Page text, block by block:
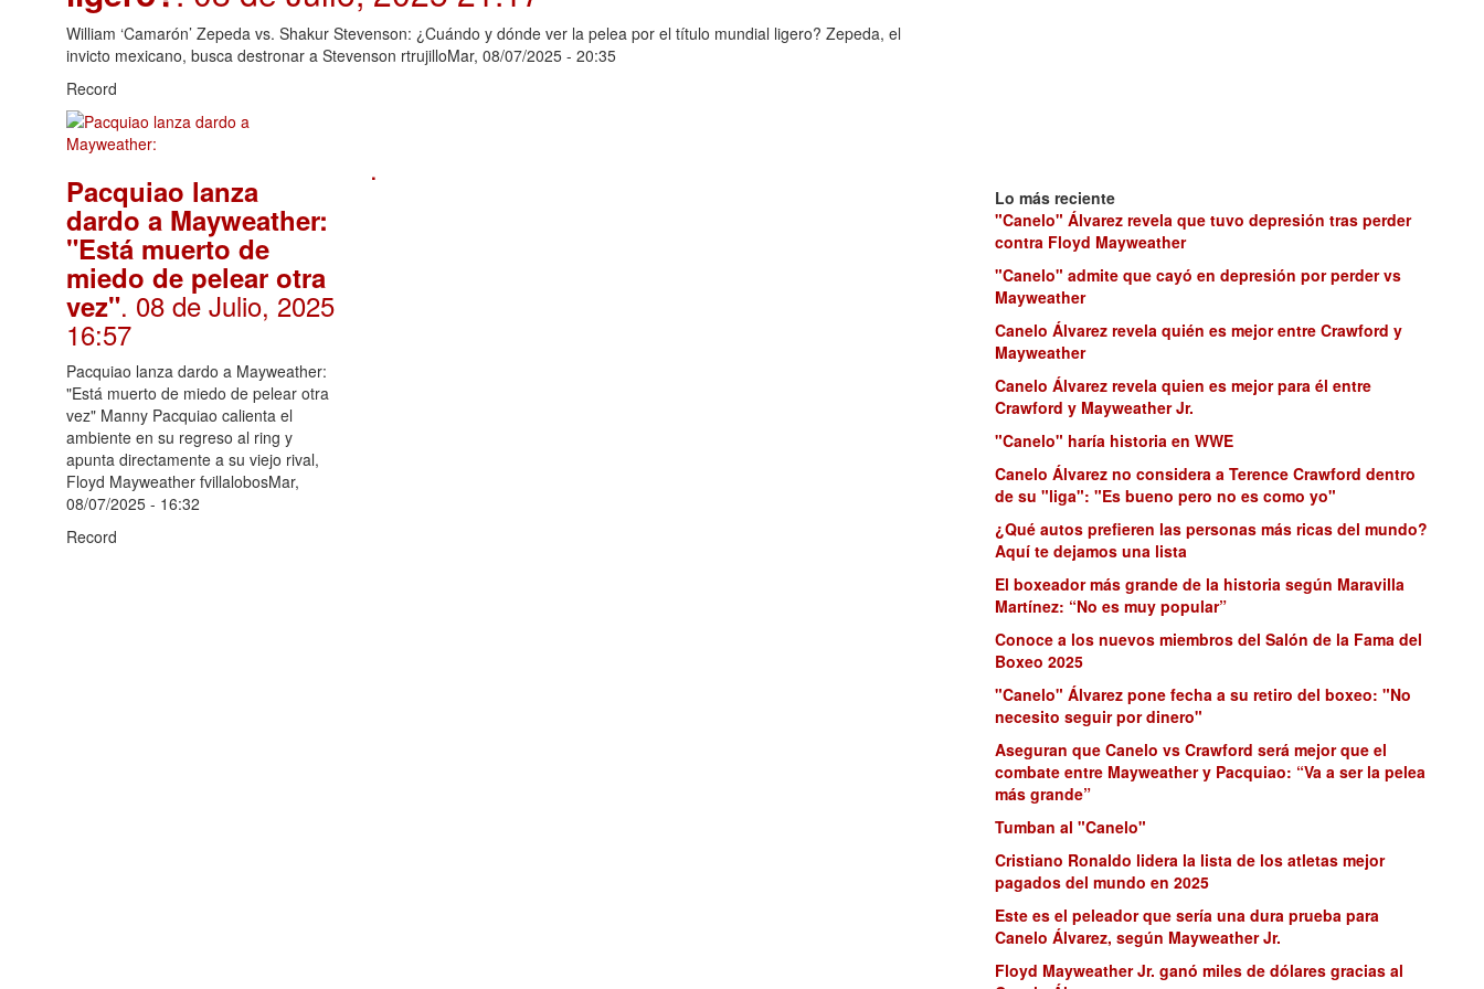
William ‘Camarón’ Zepeda vs. Shakur Stevenson: ¿Cuándo y dónde ver la pelea por el título mundial ligero? Zepeda, el
invicto mexicano, busca destronar a Stevenson rtrujilloMar, 08/07/2025 - 20:35
Record
Pacquiao lanza
dardo a Mayweather:
"Está muerto de
miedo de pelear otra
vez". 08 de Julio, 2025
16:57
Pacquiao lanza dardo a Mayweather:
"Está muerto de miedo de pelear otra
vez" Manny Pacquiao calienta el
ambiente en su regreso al ring y
apunta directamente a su viejo rival,
Floyd Mayweather fvillalobosMar,
08/07/2025 - 16:32
Record
.
Lo más reciente
"Canelo" Álvarez revela que tuvo depresión tras perder
contra Floyd Mayweather
"Canelo" admite que cayó en depresión por perder vs
Mayweather
Canelo Álvarez revela quién es mejor entre Crawford y
Mayweather
Canelo Álvarez revela quien es mejor para él entre
Crawford y Mayweather Jr.
"Canelo" haría historia en WWE
Canelo Álvarez no considera a Terence Crawford dentro
de su "liga": "Es bueno pero no es como yo"
¿Qué autos prefieren las personas más ricas del mundo?
Aquí te dejamos una lista
El boxeador más grande de la historia según Maravilla
Martínez: “No es muy popular”
Conoce a los nuevos miembros del Salón de la Fama del
Boxeo 2025
"Canelo" Álvarez pone fecha a su retiro del boxeo: "No
necesito seguir por dinero"
Aseguran que Canelo vs Crawford será mejor que el
combate entre Mayweather y Pacquiao: “Va a ser la pelea
más grande”
Tumban al "Canelo"
Cristiano Ronaldo lidera la lista de los atletas mejor
pagados del mundo en 2025
Este es el peleador que sería una dura prueba para
Canelo Álvarez, según Mayweather Jr.
Floyd Mayweather Jr. ganó miles de dólares gracias al